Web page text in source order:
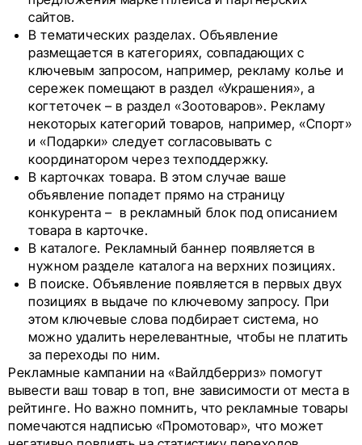
сайтов.
В тематических разделах. Объявление
размещается в категориях, совпадающих с
ключевым запросом, например, рекламу колье и
сережек помещают в раздел «Украшения», а
когтеточек – в раздел «Зоотоваров». Рекламу
некоторых категорий товаров, например, «Спорт»
и «Подарки» следует согласовывать с
координатором через техподдержку.
В карточках товара. В этом случае ваше
объявление попадет прямо на страницу
конкурента – в рекламный блок под описанием
товара в карточке.
В каталоге. Рекламный баннер появляется в
нужном разделе каталога на верхних позициях.
В поиске. Объявление появляется в первых двух
позициях в выдаче по ключевому запросу. При
этом ключевые слова подбирает система, но
можно удалить нерелевантные, чтобы не платить
за переходы по ним.
Рекламные кампании на «Вайлдберриз» помогут
вывести ваш товар в топ, вне зависимости от места в
рейтинге. Но важно помнить, что рекламные товары
помечаются надписью «Промотовар», что может